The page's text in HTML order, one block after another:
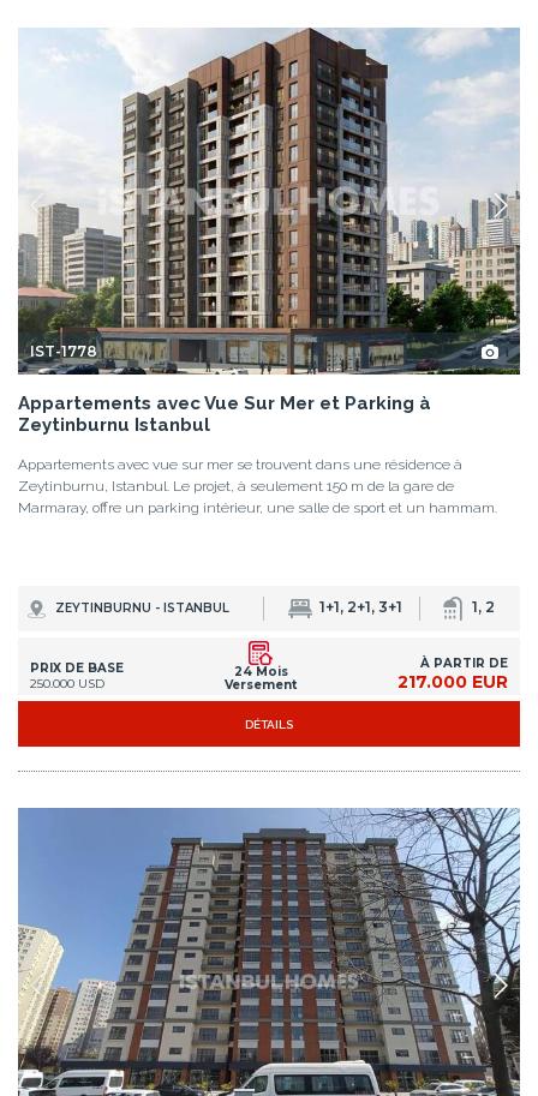
IST-1778
Appartements avec Vue Sur Mer et Parking à
Zeytinburnu Istanbul
Appartements avec vue sur mer se trouvent dans une résidence à
Zeytinburnu, Istanbul. Le projet, à seulement 150 m de la gare de
Marmaray, offre un parking intérieur, une salle de sport et un hammam.
ZEYTINBURNU - ISTANBUL 1+1, 2+1, 3+1 1, 2
PRIX DE BASE
250.000 USD
24 Mois
Versement
À PARTIR DE
217.000 EUR
DÉTAILS